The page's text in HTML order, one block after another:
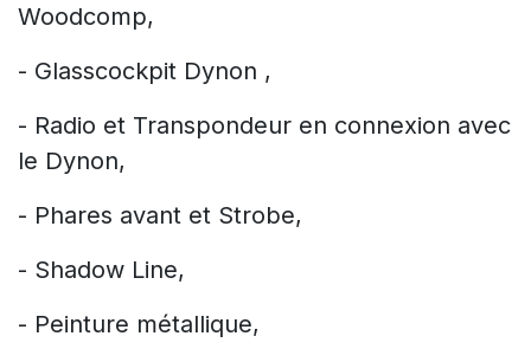
Woodcomp,
- Glasscockpit Dynon ,
- Radio et Transpondeur en connexion avec
le Dynon,
- Phares avant et Strobe,
- Shadow Line,
- Peinture métallique,